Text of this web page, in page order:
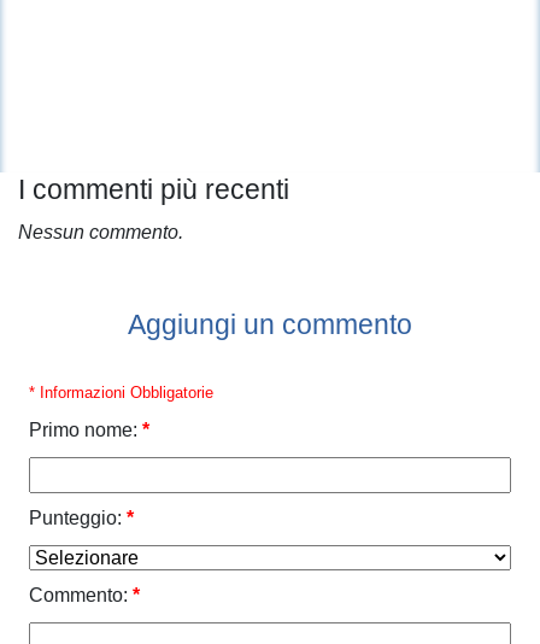
I commenti più recenti
Nessun commento.
Aggiungi un commento
* Informazioni Obbligatorie
Primo nome: *
Punteggio: *
Commento: *